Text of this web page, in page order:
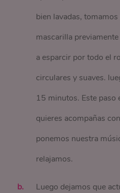
bien lavadas,
mascarilla
a esparcir por todo el
circulares y suaves.
15 minutos. Este paso
quieres acompañas
ponemos nuestra
relajamos.
Luego dejamos que